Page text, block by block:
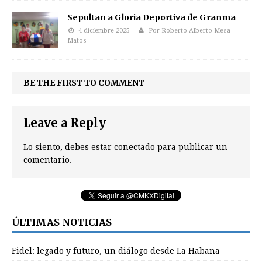
Sepultan a Gloria Deportiva de Granma
4 diciembre 2025
Por Roberto Alberto Mesa
Matos
BE THE FIRST TO COMMENT
Leave a Reply
Lo siento, debes estar conectado para publicar un
comentario.
ÚLTIMAS NOTICIAS
Fidel: legado y futuro, un diálogo desde La Habana